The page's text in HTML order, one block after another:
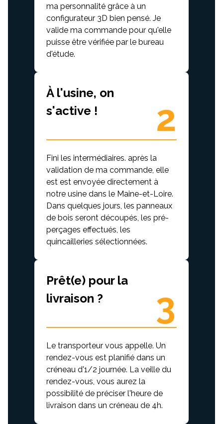
ma personnalité grâce à un
configurateur 3D bien pensé. Je
valide ma commande pour qu'elle
puisse être vérifiée par le bureau
d'étude.
2
À l'usine, on
s'active !
Fini les intermédiaires. après la
validation de ma commande, elle
est est envoyée directement à
notre usine dans le Maine-et-Loire.
Dans quelques jours, les panneaux
de bois seront découpés, les pré-
perçages effectués, les
quincailleries sélectionnées.
3
Prêt(e) pour la
livraison ?
Le transporteur vous appelle. Un
rendez-vous est planifié dans un
créneau d'1/2 journée. La veille du
rendez-vous, vous aurez la
possibilité de préciser l'heure de
livraison dans un créneau de 4h.